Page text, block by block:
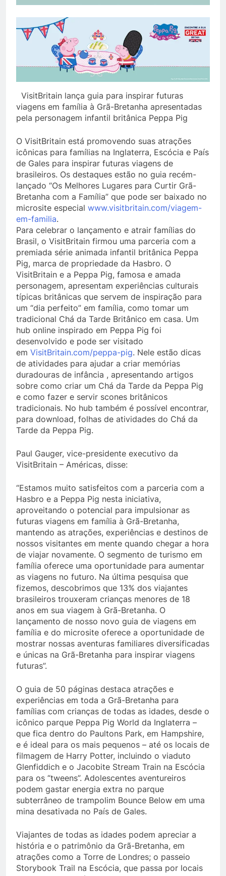
VisitBritain lança guia para inspirar futuras
viagens em família à Grã-Bretanha apresentadas
pela personagem infantil britânica Peppa Pig
O VisitBritain está promovendo suas atrações
icônicas para famílias na Inglaterra, Escócia e País
de Gales para inspirar futuras viagens de
brasileiros. Os destaques estão no guia recém-
lançado “Os Melhores Lugares para Curtir Grã-
Bretanha com a Família” que pode ser baixado no
microsite especial www.visitbritain.com/viagem-
em-familia.
Para celebrar o lançamento e atrair famílias do
Brasil, o VisitBritain firmou uma parceria com a
premiada série animada infantil britânica Peppa
Pig, marca de propriedade da Hasbro. O
VisitBritain e a Peppa Pig, famosa e amada
personagem, apresentam experiências culturais
típicas britânicas que servem de inspiração para
um “dia perfeito” em família, como tomar um
tradicional Chá da Tarde Britânico em casa. Um
hub online inspirado em Peppa Pig foi
desenvolvido e pode ser visitado
em VisitBritain.com/peppa-pig. Nele estão dicas
de atividades para ajudar a criar memórias
duradouras de infância , apresentando artigos
sobre como criar um Chá da Tarde da Peppa Pig
e como fazer e servir scones britânicos
tradicionais. No hub também é possível encontrar,
para download, folhas de atividades do Chá da
Tarde da Peppa Pig.
Paul Gauger, vice-presidente executivo da
VisitBritain – Américas, disse:
“Estamos muito satisfeitos com a parceria com a
Hasbro e a Peppa Pig nesta iniciativa,
aproveitando o potencial para impulsionar as
futuras viagens em família à Grã-Bretanha,
mantendo as atrações, experiências e destinos de
nossos visitantes em mente quando chegar a hora
de viajar novamente. O segmento de turismo em
família oferece uma oportunidade para aumentar
as viagens no futuro. Na última pesquisa que
fizemos, descobrimos que 13% dos viajantes
brasileiros trouxeram crianças menores de 18
anos em sua viagem à Grã-Bretanha. O
lançamento de nosso novo guia de viagens em
família e do microsite oferece a oportunidade de
mostrar nossas aventuras familiares diversificadas
e únicas na Grã-Bretanha para inspirar viagens
futuras”.
O guia de 50 páginas destaca atrações e
experiências em toda a Grã-Bretanha para
famílias com crianças de todas as idades, desde o
icônico parque Peppa Pig World da Inglaterra –
que fica dentro do Paultons Park, em Hampshire,
e é ideal para os mais pequenos – até os locais de
filmagem de Harry Potter, incluindo o viaduto
Glenfiddich e o Jacobite Stream Train na Escócia
para os “tweens”. Adolescentes aventureiros
podem gastar energia extra no parque
subterrâneo de trampolim Bounce Below em uma
mina desativada no País de Gales.
Viajantes de todas as idades podem apreciar a
história e o patrimônio da Grã-Bretanha, em
atrações como a Torre de Londres; o passeio
Storybook Trail na Escócia, que passa por locais